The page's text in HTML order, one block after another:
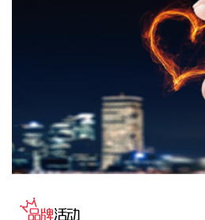
团在内的不超过35名特定投资者，
元，用于高端印制电路板智能制造
中，九洲集团拟以现金方式认购此
元（含）且不高于10亿元（含）。
美股三大指数开盘涨跌不一，标普
0.19%，纳指跌0.34%。存储股多数
部数据跌超19%。
潍柴动力8月6日在互动平台表示，